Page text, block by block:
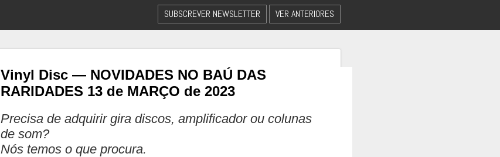
SUBSCREVER NEWSLETTER VER ANTERIORES
Vinyl Disc — NOVIDADES NO BAÚ DAS
RARIDADES 13 de MARÇO de 2023
Precisa de adquirir gira discos, amplificador ou colunas
de som?
Nós temos o que procura.